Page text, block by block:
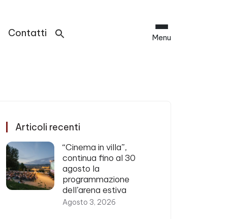
Contatti Menu
Articoli recenti
“Cinema in villa”,
continua fino al 30
agosto la
programmazione
dell’arena estiva
Agosto 3, 2026